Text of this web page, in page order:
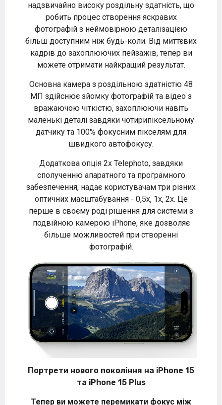
надзвичайно високу роздільну здатність, що
робить процес створення яскравих
фотографій з неймовірною деталізацією
більш доступним ніж будь-коли. Від миттєвих
кадрів до захоплюючих пейзажів, тепер ви
можете отримати найкращий результат.
Основна камера з роздільною здатністю 48
МП здійснює зйомку фотографій та відео з
вражаючою чіткістю, захоплюючи навіть
маленькі деталі завдяки чотирипіксельному
датчику та 100% фокусним пікселям для
швидкого автофокусу.
Додаткова опція 2x Telephoto, завдяки
сполученню апаратного та програмного
забезпечення, надає користувачам три різних
оптичних масштабування - 0,5x, 1x, 2x. Це
перше в своєму роді рішення для системи з
подвійною камерою iPhone, яке дозволяє
більше можливостей при створенні
фотографій.
Портрети нового покоління на iPhone 15
та iPhone 15 Plus
Тепер ви можете перемикати фокус між